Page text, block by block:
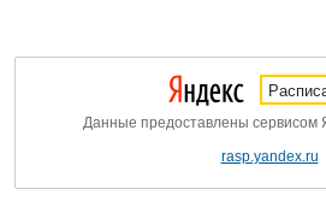
Данные предоставлены сервисом
rasp.yandex.ru